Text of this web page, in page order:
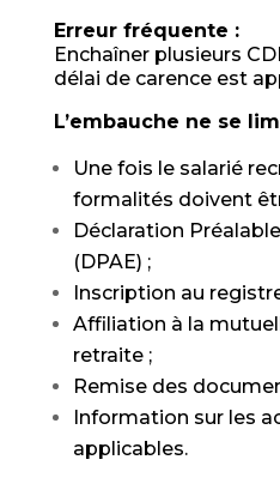
Erreur fréquente :
Enchaîner plusieurs
délai de carence est
L’embauche ne se
Une fois le salarié
formalités doivent
Déclaration
(DPAE) ;
Inscription au
Affiliation à la
retraite ;
Remise des
Information sur les
applicables.